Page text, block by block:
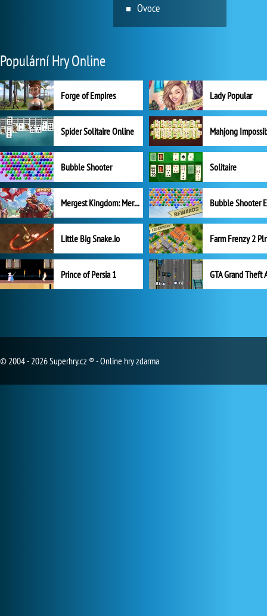
Ovoce
Populární Hry Online
Forge of Empires Lady Popular
Spider Solitaire Online Mahjong
Bubble Shooter Solitaire
Mergest Kingdom: Merge Puzzle
Little Big Snake.io
Prince of Persia 1 GTA Grand Theft
© 2004 - 2026 Superhry.cz ® - Online hry zdarma